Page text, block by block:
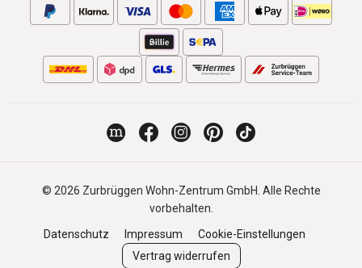
© 2026 Zurbrüggen Wohn-Zentrum GmbH. Alle Rechte
vorbehalten.
Datenschutz
Impressum
Cookie-Einstellungen
Vertrag widerrufen